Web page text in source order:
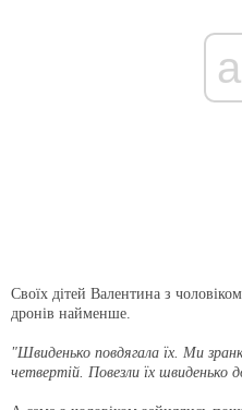
Своїх дітей Валентина з
дронів найменше.
"Швиденько повдягала їх. Ми
четвертій. Повезли їх швиденько